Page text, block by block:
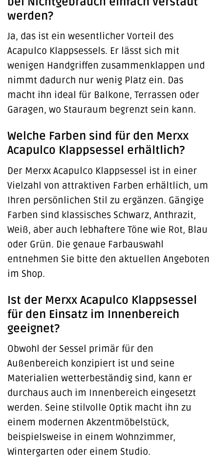
werden?
Ja, das ist ein wesentlicher Vorteil des
Acapulco Klappsessels. Er lässt sich mit
wenigen Handgriffen zusammenklappen und
nimmt dadurch nur wenig Platz ein. Das
macht ihn ideal für Balkone, Terrassen oder
Garagen, wo Stauraum begrenzt sein kann.
Welche Farben sind für den Merxx
Acapulco Klappsessel erhältlich?
Der Merxx Acapulco Klappsessel ist in einer
Vielzahl von attraktiven Farben erhältlich, um
Ihren persönlichen Stil zu ergänzen. Gängige
Farben sind klassisches Schwarz, Anthrazit,
Weiß, aber auch lebhaftere Töne wie Rot, Blau
oder Grün. Die genaue Farbauswahl
entnehmen Sie bitte den aktuellen Angeboten
im Shop.
Ist der Merxx Acapulco Klappsessel
für den Einsatz im Innenbereich
geeignet?
Obwohl der Sessel primär für den
Außenbereich konzipiert ist und seine
Materialien wetterbeständig sind, kann er
durchaus auch im Innenbereich eingesetzt
werden. Seine stilvolle Optik macht ihn zu
einem modernen Akzentmöbelstück,
beispielsweise in einem Wohnzimmer,
Wintergarten oder einem Studio.